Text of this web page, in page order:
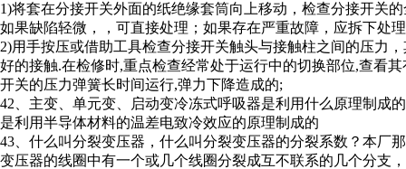
1)将套在分接开关外面的纸绝缘套筒向上移动，检查分接开关
如果缺陷轻微，，可直接处理；如果存在严重故障，应拆下处
2)用手按压或借助工具检查分接开关触头与接触柱之间的压力
好的接触.在检修时,重点检查经常处于运行中的切换部位,查看
开关的压力弹簧长时间运行,弹力下降造成的;
42、主变、单元变、启动变冷冻式呼吸器是利用什么原理制成
是利用半导体材料的温差电致冷效应的原理制成的
43、什么叫分裂变压器，什么叫分裂变压器的分裂系数？本厂
变压器的线圈中有一个或几个线圈分裂成互不联系的几个分支